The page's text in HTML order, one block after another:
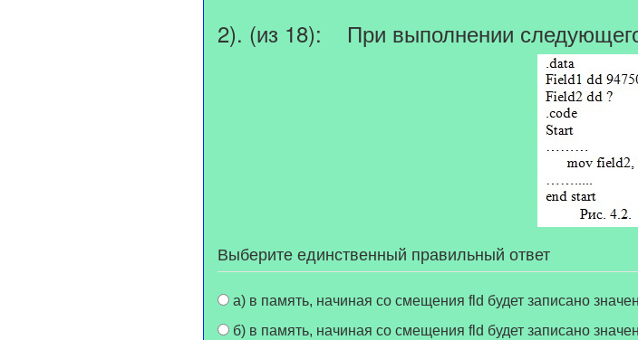
2). (из 18): При выполнении
Выберите единственный правильный ответ
а) в память, начиная со смещения fld будет записано
б) в память, начиная со смещения fld будет записано